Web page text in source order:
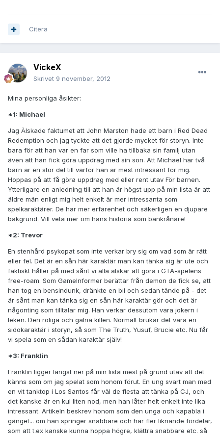
Citera
VickeX
Skrivet 9 november, 2012
Mina personliga åsikter:
*1: Michael
Jag Älskade faktumet att John Marston hade ett barn i Red Dead
Redemption och jag tyckte att det gjorde mycket för storyn. Inte
bara för att han var en far som ville ha tillbaka sin familj utan
även att han fick göra uppdrag med sin son. Att Michael har två
barn är en stor del till varför han är mest intressant för mig.
Hoppas på att få göra uppdrag med eller rent utav För barnen.
Ytterligare en anledning till att han är högst upp på min lista är att
äldre män enligt mig helt enkelt är mer intressanta som
spelkaraktärer. De har mer erfarenhet och säkerligen en djupare
bakgrund. Vill veta mer om hans historia som bankrånare!
*2: Trevor
En stenhård psykopat som inte verkar bry sig om vad som är rätt
eller fel. Det är en sån här karaktär man kan tänka sig är ute och
faktiskt håller på med sånt vi alla älskar att göra i GTA-spelens
free-roam. Som GameInformer berättar från demon de fick se, att
han tog en bensindunk, dränkte en bil och sedan tände på - det
är sånt man kan tänka sig en sån här karaktär gör och det är
någonting som tilltalar mig. Han verkar dessutom vara jokern i
leken. Den roliga och galna killen. Normalt brukar det vara en
sidokaraktär i storyn, så som The Truth, Yusuf, Brucie etc. Nu får
vi spela som en sådan karaktär själv!
*3: Franklin
Franklin ligger längst ner på min lista mest på grund utav att det
känns som om jag spelat som honom förut. En ung svart man med
en vit tanktop i Los Santos får väl de flesta att tänka på CJ, och
det kanske är en kul liten nod, men han låter helt enkelt inte lika
intressant. Artikeln beskrev honom som den unga och kapabla i
gänget... om han springer snabbare och har fler liknande fördelar,
som att t.ex kanske kunna hoppa högre, klättra snabbare etc. så